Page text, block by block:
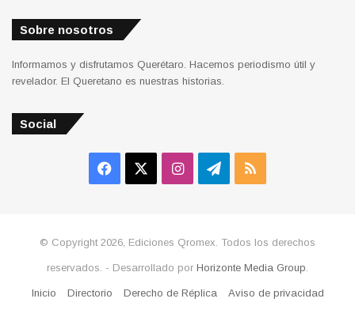
Sobre nosotros
Informamos y disfrutamos Querétaro. Hacemos periodismo útil y
revelador. El Queretano es nuestras historias.
Social
Facebook InstagramTelegram
RSS
© Copyright 2026, Ediciones Qromex. Todos los derechos
reservados. - Desarrollado por Horizonte Media Group
Inicio Directorio Derecho de Réplica Aviso de privacidad